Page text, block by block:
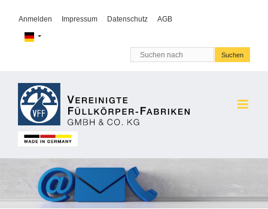
Anmelden Impressum Datenschutz AGB
Suchen nach